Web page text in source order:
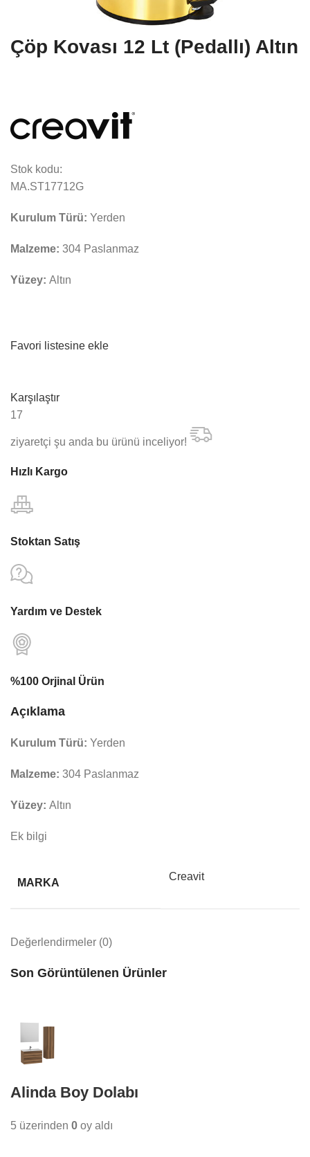
Çöp Kovası 12 Lt (Pedallı) Altın
Stok kodu:
MA.ST17712G
Kurulum Türü: Yerden
Malzeme: 304 Paslanmaz
Yüzey: Altın
Favori listesine ekle
Karşılaştır
17
ziyaretçi şu anda bu ürünü inceliyor!
Hızlı Kargo
Stoktan Satış
Yardım ve Destek
%100 Orjinal Ürün
Açıklama
Kurulum Türü: Yerden
Malzeme: 304 Paslanmaz
Yüzey: Altın
Ek bilgi
MARKA
Creavit
Değerlendirmeler (0)
Son Görüntülenen Ürünler
Alinda Boy Dolabı
5 üzerinden 0 oy aldı